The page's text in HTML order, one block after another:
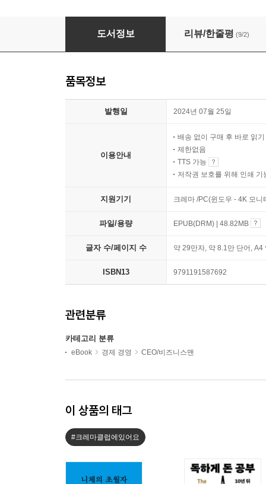
위너 셀즈 올 Winner Sells All
도서정보 리뷰/한줄평 (9/2)
품목정보
발행일 2024년 07월 25일
이용안내
배송 없이 구매 후 바로 읽기
제한없음
TTS 가능
저작권 보호를 위해 인쇄 기
지원기기 크레마 /PC(윈도우 - 4K 모
파일/용량 EPUB(DRM) | 48.82MB
글자 수/페이지 수 약 29만자, 약 8.1만 단어,
ISBN13 9791191587692
관련분류
카테고리 분류
eBook 경제 경영 CEO/비즈니스맨
이 상품의 태그
#크레마클럽에있어요